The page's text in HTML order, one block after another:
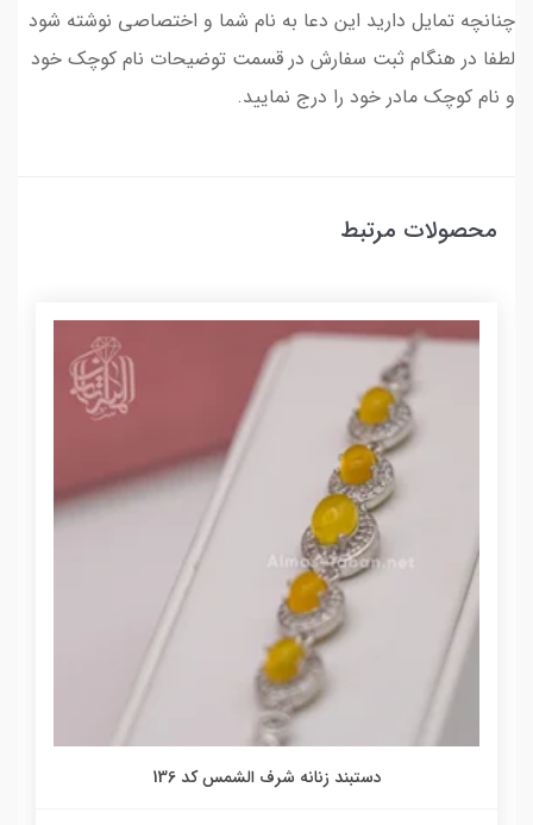
چنانچه تمایل دارید این دعا به نام شما و اختصاصی نوشته شود
لطفا در هنگام ثبت سفارش در قسمت توضیحات نام کوچک خود
و نام کوچک مادر خود را درج نمایید.
محصولات مرتبط
دستبند زنانه شرف الشمس کد 136